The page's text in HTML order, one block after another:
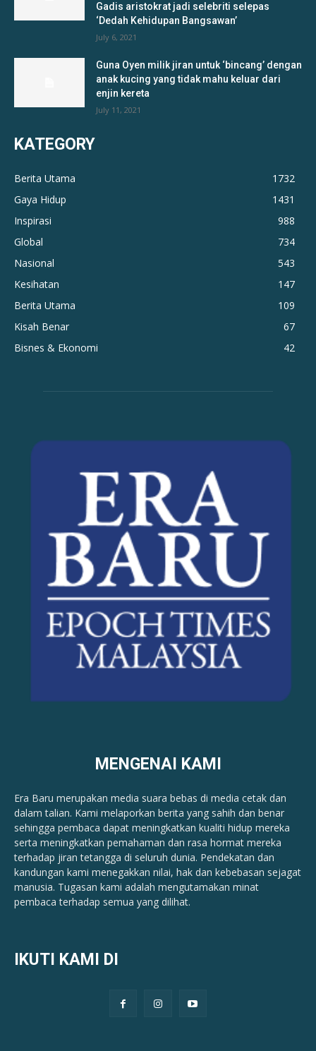
Gadis aristokrat jadi selebriti selepas
‘Dedah Kehidupan Bangsawan’
July 6, 2021
Guna Oyen milik jiran untuk ‘bincang’ dengan
anak kucing yang tidak mahu keluar dari
enjin kereta
July 11, 2021
KATEGORY
Berita Utama
1732
Gaya Hidup
1431
Inspirasi
988
Global
734
Nasional
543
Kesihatan
147
Berita Utama
109
Kisah Benar
67
Bisnes & Ekonomi
42
MENGENAI KAMI
Era Baru merupakan media suara bebas di media cetak dan
dalam talian. Kami melaporkan berita yang sahih dan benar ​​
sehingga pembaca dapat meningkatkan kualiti hidup mereka
serta meningkatkan pemahaman dan rasa hormat mereka
terhadap jiran tetangga di seluruh dunia. Pendekatan dan
kandungan kami menegakkan nilai, hak dan kebebasan sejagat
manusia. Tugasan kami adalah mengutamakan minat
pembaca terhadap semua yang dilihat.
IKUTI KAMI DI